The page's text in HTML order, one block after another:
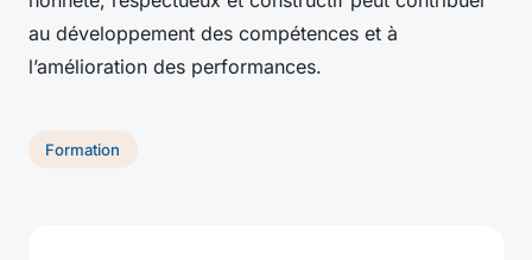
au développement des compétences et à
l’amélioration des performances.
Formation